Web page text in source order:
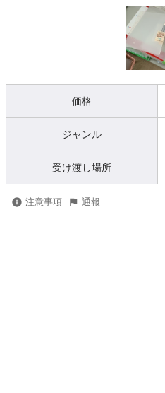
価格
ジャンル
受け渡し場所
注意事項 通報